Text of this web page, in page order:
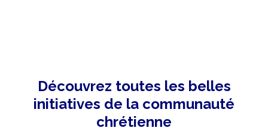
Découvrez toutes les belles
initiatives de la communauté
chrétienne